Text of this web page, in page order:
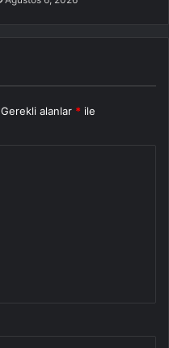
Gerekli alanlar * ile